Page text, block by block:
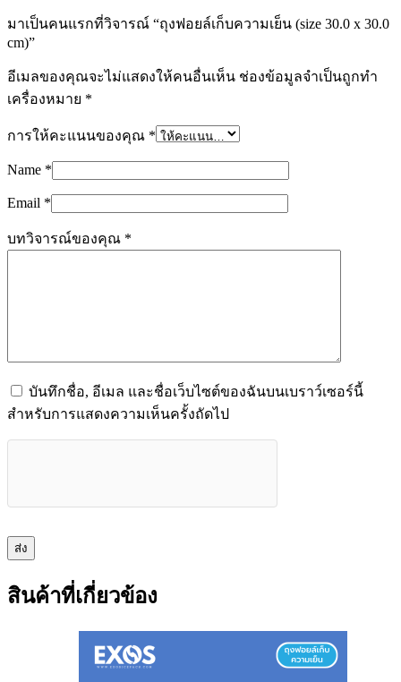
มาเป็นคนแรกที่วิจารณ์ “ถุงฟอยล์เก็บความเย็น (size 30.0 x 30.0
cm)”
อีเมลของคุณจะไม่แสดงให้คนอื่นเห็น ช่องข้อมูลจำเป็นถูกทำ
เครื่องหมาย *
การให้คะแนนของคุณ *
Name *
Email *
บทวิจารณ์ของคุณ *
บันทึกชื่อ, อีเมล และชื่อเว็บไซต์ของฉันบนเบราว์เซอร์นี้
สำหรับการแสดงความเห็นครั้งถัดไป
ส่ง
สินค้าที่เกี่ยวข้อง